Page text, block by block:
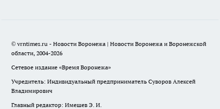
© vrntimes.ru - Новости Воронежа | Новости Воронежа и Воронежской
области, 2004-2026
Сетевое издание «Время Воронежа»
Учредитель: Индивидуальный предприниматель Суворов Алексей
Владимирович
Главный редактор: Имешев Э. И.